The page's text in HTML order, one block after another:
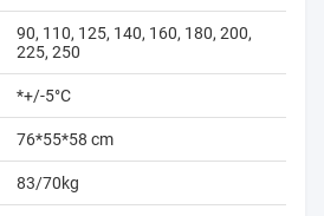
90, 110, 125, 140, 160, 180, 200,
225, 250
*+/-5°C
76*55*58 cm
83/70kg